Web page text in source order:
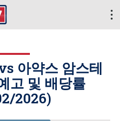
아약스 암스테
고 및 배당률
2026)